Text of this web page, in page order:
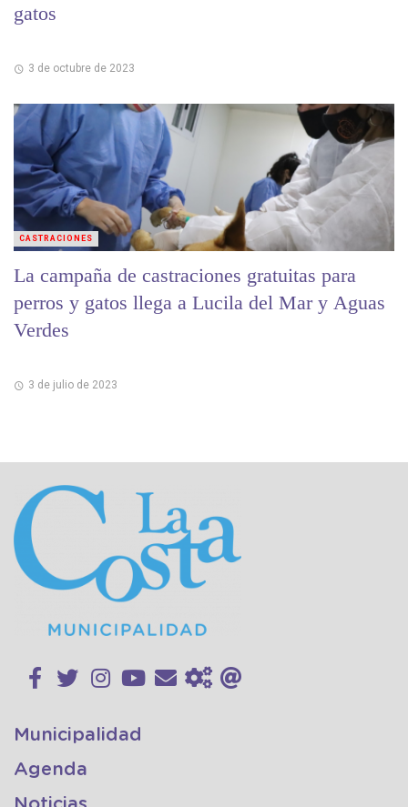
gatos
3 de octubre de 2023
La campaña de castraciones gratuitas para
perros y gatos llega a Lucila del Mar y Aguas
Verdes
3 de julio de 2023
CASTRACIONES
Municipalidad
Agenda